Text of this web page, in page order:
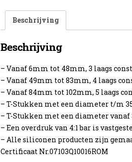
Beschrijving
Beschrijving
– Vanaf 6mm tot 48mm, 3 laags
– Vanaf 49mm tot 83mm, 4 laags
– Vanaf 84mm tot 102mm, 5 laags
– T-Stukken met een diameter t/m
– T-Stukken met een diameter
– Een overdruk van 4:1 bar is
– Alle siliconen producten zijn
Certificaat Nr.07103Q10016ROM